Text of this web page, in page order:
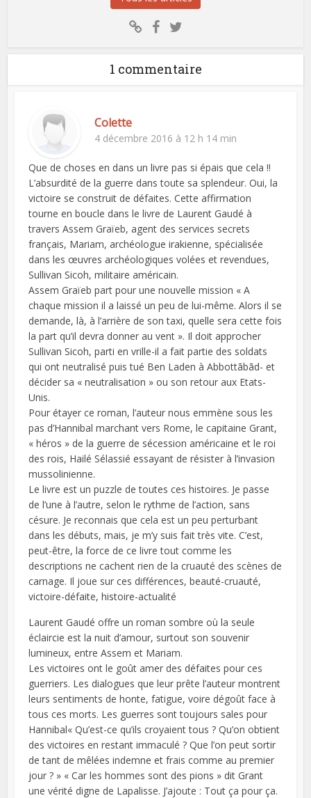
1 commentaire
Colette
4 décembre 2016 à 12 h 14 min
Que de choses en dans un livre pas si épais que cela !!
L’absurdité de la guerre dans toute sa splendeur. Oui, la
victoire se construit de défaites. Cette affirmation
tourne en boucle dans le livre de Laurent Gaudé à
travers Assem Graïeb, agent des services secrets
français, Mariam, archéologue irakienne, spécialisée
dans les œuvres archéologiques volées et revendues,
Sullivan Sicoh, militaire américain.
Assem Graïeb part pour une nouvelle mission « A
chaque mission il a laissé un peu de lui-même. Alors il se
demande, là, à l’arrière de son taxi, quelle sera cette fois
la part qu’il devra donner au vent ». Il doit approcher
Sullivan Sicoh, parti en vrille-il a fait partie des soldats
qui ont neutralisé puis tué Ben Laden à Abbottābād- et
décider sa « neutralisation » ou son retour aux Etats-
Unis.
Pour étayer ce roman, l’auteur nous emmène sous les
pas d’Hannibal marchant vers Rome, le capitaine Grant,
« héros » de la guerre de sécession américaine et le roi
des rois, Hailé Sélassié essayant de résister à l’invasion
mussolinienne.
Le livre est un puzzle de toutes ces histoires. Je passe
de l’une à l’autre, selon le rythme de l’action, sans
césure. Je reconnais que cela est un peu perturbant
dans les débuts, mais, je m’y suis fait très vite. C’est,
peut-être, la force de ce livre tout comme les
descriptions ne cachent rien de la cruauté des scènes de
carnage. Il joue sur ces différences, beauté-cruauté,
victoire-défaite, histoire-actualité
Laurent Gaudé offre un roman sombre où la seule
éclaircie est la nuit d’amour, surtout son souvenir
lumineux, entre Assem et Mariam.
Les victoires ont le goût amer des défaites pour ces
guerriers. Les dialogues que leur prête l’auteur montrent
leurs sentiments de honte, fatigue, voire dégoût face à
tous ces morts. Les guerres sont toujours sales pour
Hannibal« Qu’est-ce qu’ils croyaient tous ? Qu’on obtient
des victoires en restant immaculé ? Que l’on peut sortir
de tant de mêlées indemne et frais comme au premier
jour ? » « Car les hommes sont des pions » dit Grant
une vérité digne de Lapalisse. J’ajoute : Tout ça pour ça.